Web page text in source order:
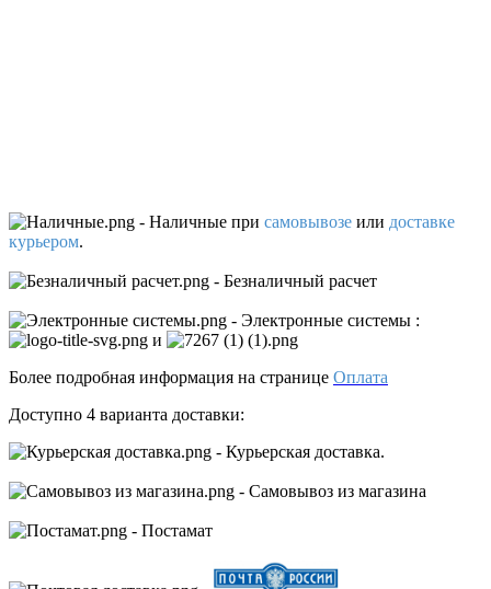
- Наличные при самовывозе или доставке
курьером.
- Безналичный расчет
- Электронные системы :
и
Более подробная информация на странице Оплата
Доступно 4 варианта доставки:
- Курьерская доставка.
- Самовывоз из магазина
- Постамат